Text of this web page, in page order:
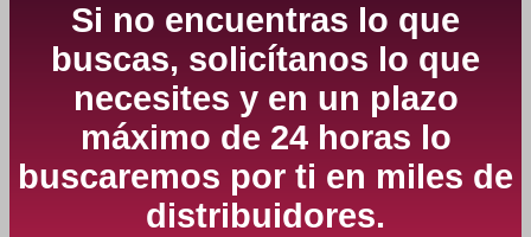
Si no encuentras lo que
buscas, solicítanos lo que
necesites y en un plazo
máximo de 24 horas lo
buscaremos por ti en miles de
distribuidores.